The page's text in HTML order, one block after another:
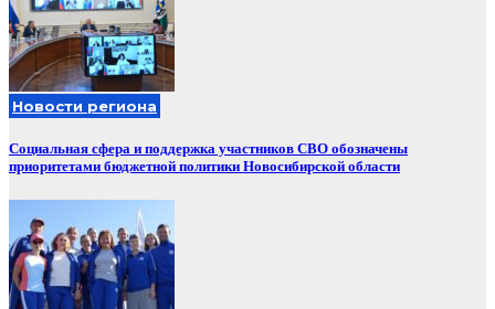
Новости региона
Социальная сфера и поддержка участников СВО обозначены
приоритетами бюджетной политики Новосибирской области